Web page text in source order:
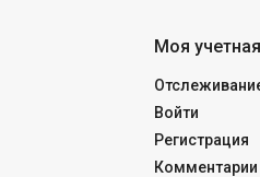
Моя
Войти
Регистрация